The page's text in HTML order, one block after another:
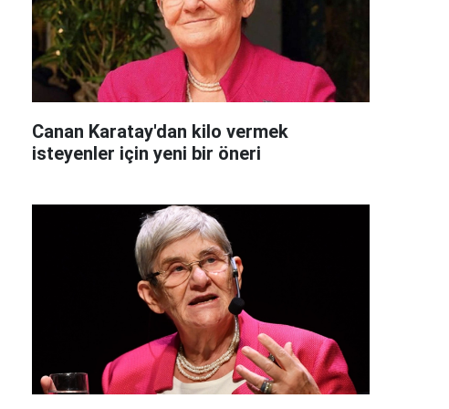
Canan Karatay'dan kilo vermek
isteyenler için yeni bir öneri